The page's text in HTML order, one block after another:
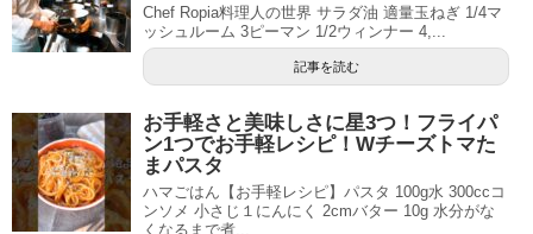
Chef Ropia料理人の世界 サラダ油 適量玉ねぎ 1/4マ
ッシュルーム 3ピーマン 1/2ウィンナー 4,...
記事を読む
お手軽さと美味しさに星3つ！フライパ
ン1つでお手軽レシピ！Wチーズトマた
まパスタ
ハマごはん【お手軽レシピ】パスタ 100g水 300ccコ
ンソメ 小さじ１にんにく 2cmバター 10g 水分がな
くなるまで煮...